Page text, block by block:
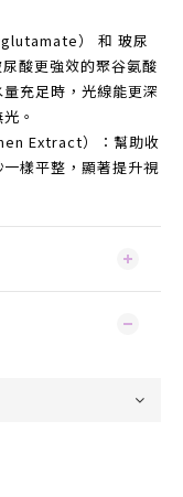
） 和 玻尿
酸更強效的聚谷氨酸
充足時，光線能更深
。
Extract）：幫助收
樣平整，顯著提升視